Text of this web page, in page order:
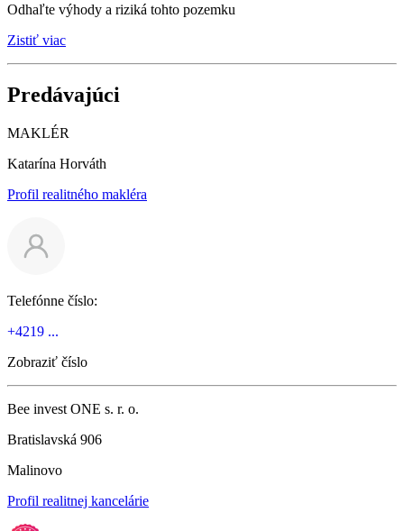
Odhaľte výhody a riziká tohto pozemku
Zistiť viac
Predávajúci
MAKLÉR
Katarína Horváth
Profil realitného makléra
Telefónne číslo:
+4219 ...
Zobraziť číslo
Bee invest ONE s. r. o.
Bratislavská 906
Malinovo
Profil realitnej kancelárie